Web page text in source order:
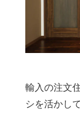
輸入の注文
シを活かし